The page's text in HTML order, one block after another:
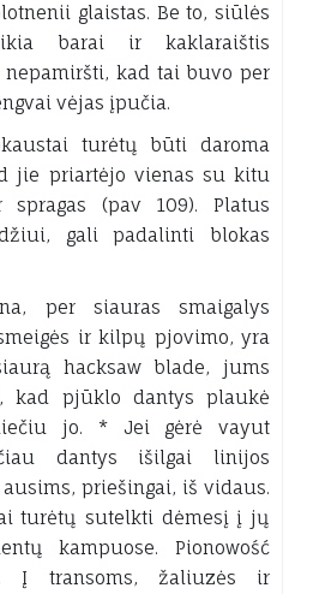
glaistas. Be to, siūlės
barai ir kaklaraištis
nepamiršti, kad tai buvo per
vėjas įpučia.
turėtų būti daroma
jie priartėjo vienas su kitu
(pav 109). Platus
gali padalinti blokas
per siauras smaigalys
ir kilpų pjovimo, yra
hacksaw blade, jums
kad pjūklo dantys plaukė
jo. * Jei gėrė vayut
dantys išilgai linijos
priešingai, iš vidaus.
turėtų sutelkti dėmesį į jų
kampuose. Pionowość
Į transoms, žaliuzės ir